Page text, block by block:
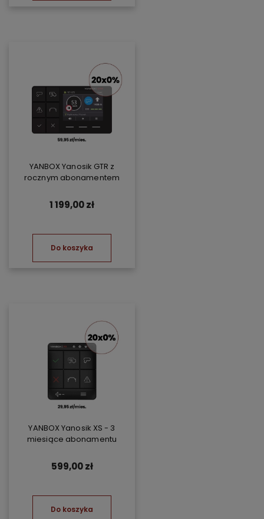
YANBOX Yanosik GTR z
rocznym abonamentem
1 199,00 zł
Do koszyka
YANBOX Yanosik XS - 3
miesiące abonamentu
599,00 zł
Do koszyka